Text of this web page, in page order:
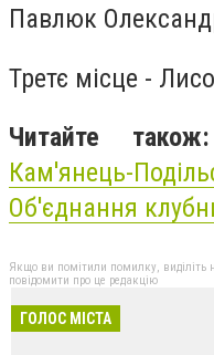
Павлюк
Третє місце -
Читайте
Кам'янець-
Об'єднання
Якщо ви помітили помилку, виділіть
повідомити про це редакцію
ГОЛОС МІСТА